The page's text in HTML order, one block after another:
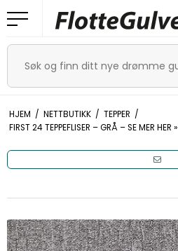
HJEM / NETTBUTIKK / TEPPER /
FIRST 24 TEPPEFLISER – GRÅ – SE MER HER »